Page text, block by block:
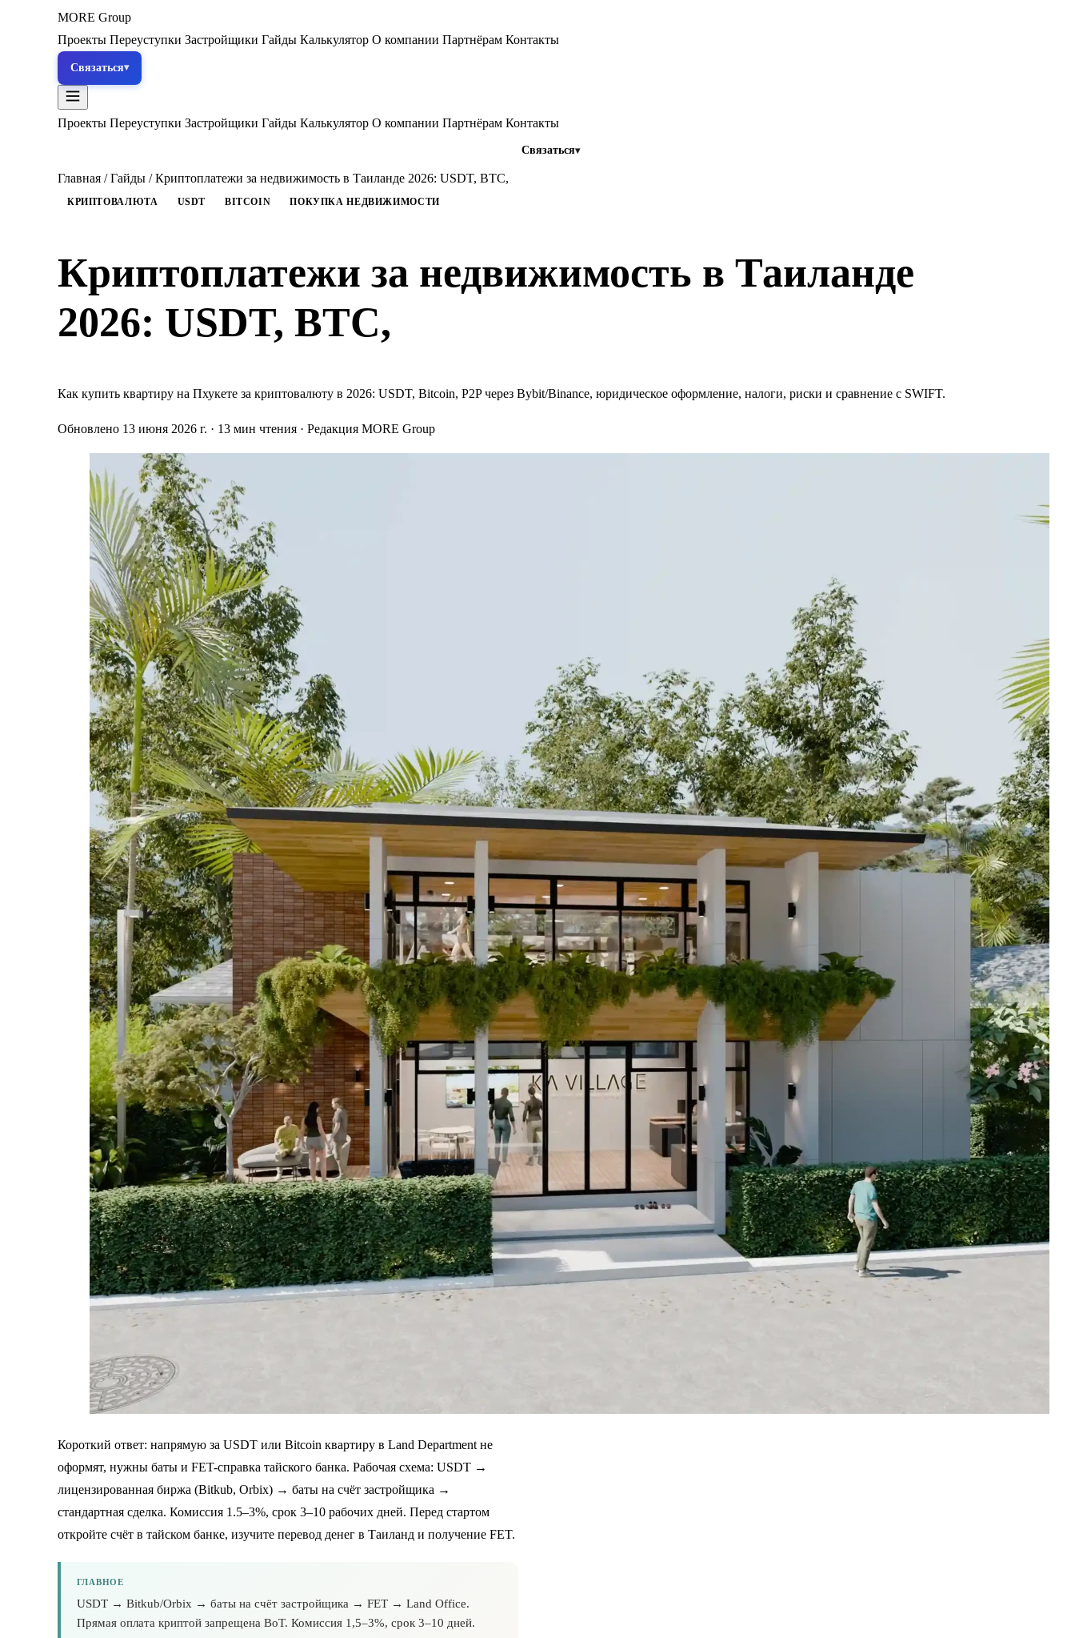
MORE Group
Проекты Переуступки Застройщики Гайды Калькулятор О компании Партнёрам Контакты
Связаться
Проекты Переуступки Застройщики Гайды Калькулятор О компании Партнёрам Контакты
Связаться
Главная / Гайды / Криптоплатежи за недвижимость в Таиланде 2026: USDT, BTC,
КРИПТОВАЛЮТА USDT BITCOIN ПОКУПКА НЕДВИЖИМОСТИ
Криптоплатежи за недвижимость в Таиланде
2026: USDT, BTC,
Как купить квартиру на Пхукете за криптовалюту в 2026: USDT, Bitcoin, P2P через Bybit/Binance, юридическое оформление, налоги, риски и сравнение с SWIFT.
Обновлено 13 июня 2026 г. · 13 мин чтения · Редакция MORE Group
Короткий ответ: напрямую за USDT или Bitcoin квартиру в Land Department не
оформят, нужны баты и FET-справка тайского банка. Рабочая схема: USDT →
лицензированная биржа (Bitkub, Orbix) → баты на счёт застройщика →
стандартная сделка. Комиссия 1.5–3%, срок 3–10 рабочих дней. Перед стартом
откройте счёт в тайском банке, изучите перевод денег в Таиланд и получение FET.
ГЛАВНОЕ
USDT → Bitkub/Orbix → баты на счёт застройщика → FET → Land Office.
Прямая оплата криптой запрещена BoT. Комиссия 1,5–3%, срок 3–10 дней.